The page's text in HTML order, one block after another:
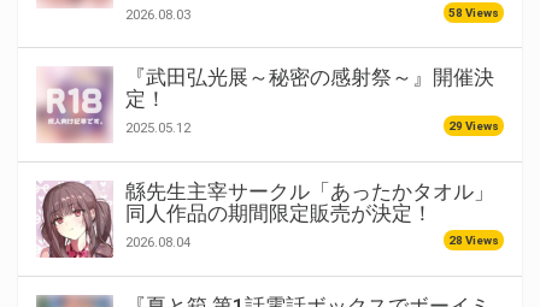
2026.08.03 58 Views
『武田弘光展～秘密の感射祭～』開催決
定！
2025.05.12 29 Views
緜先生主宰サークル「あったかタオル」
同人作品の期間限定販売が決定！
2026.08.04 28 Views